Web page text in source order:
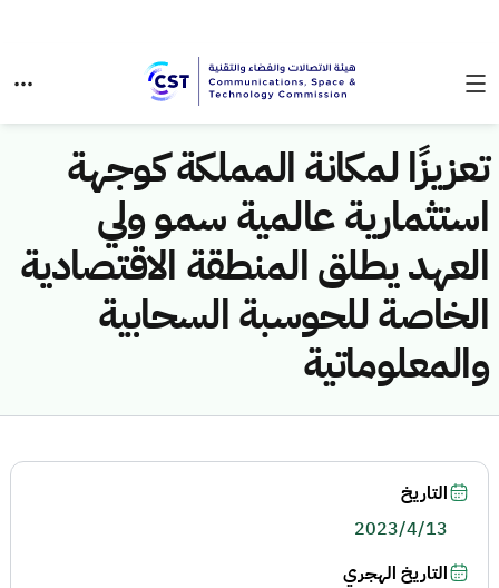
تعزيزًا لمكانة المملكة كوجهة
استثمارية عالمية سمو ولي
العهد يطلق المنطقة الاقتصادية
الخاصة للحوسبة السحابية
والمعلوماتية
التاريخ
2023/4/13
التاريخ الهجري